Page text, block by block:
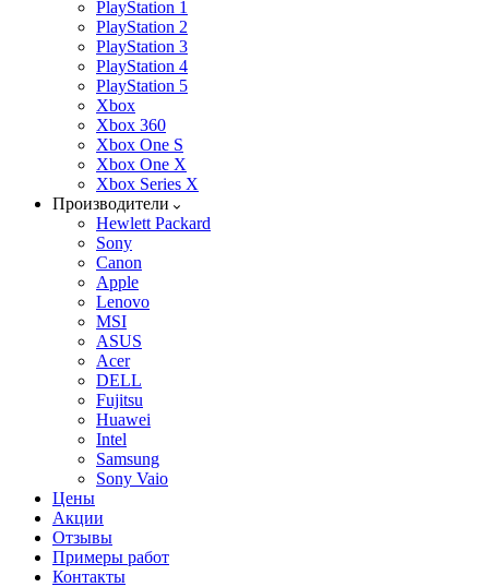
PlayStation 1
PlayStation 2
PlayStation 3
PlayStation 4
PlayStation 5
Xbox
Xbox 360
Xbox One S
Xbox One X
Xbox Series X
Производители
Hewlett Packard
Sony
Canon
Apple
Lenovo
MSI
ASUS
Acer
DELL
Fujitsu
Huawei
Intel
Samsung
Sony Vaio
Цены
Акции
Отзывы
Примеры работ
Контакты